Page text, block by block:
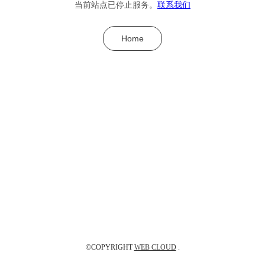
当前站点已停止服务。 联系我们
Home
©COPYRIGHTWEB CLOUD.